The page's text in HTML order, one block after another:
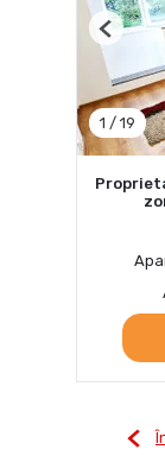
1 / 19
Previous